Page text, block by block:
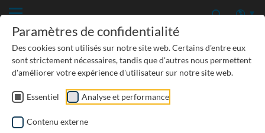
TRAITEMENT
Paramètres de confidentialité
Des cookies sont utilisés sur notre site web. Certains d'entre eux
sont strictement nécessaires, tandis que d'autres nous permettent
d'améliorer votre expérience d'utilisateur sur notre site web.
Essentiel Analyse et performance
Contenu externe